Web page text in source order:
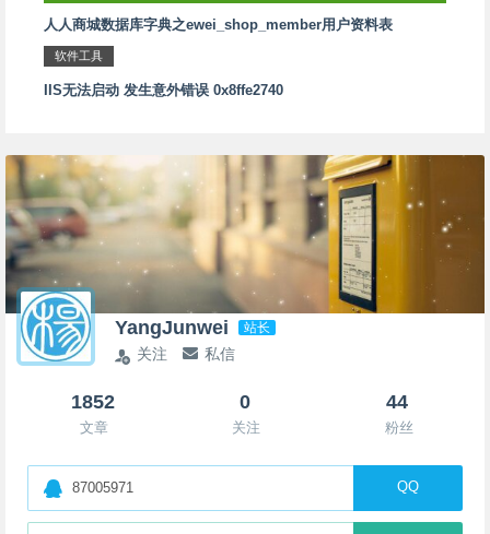
人人商城数据库字典之ewei_shop_member用户资料表
软件工具
IIS无法启动 发生意外错误 0x8ffe2740
YangJunwei 站长
关注 私信
1852
文章
0
关注
44
粉丝
87005971 QQ